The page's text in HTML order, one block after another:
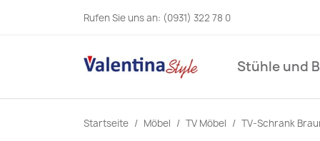
Rufen Sie uns an: (0931) 322 78 0
Stühle und
Startseite Möbel TV Möbel TV-Schrank